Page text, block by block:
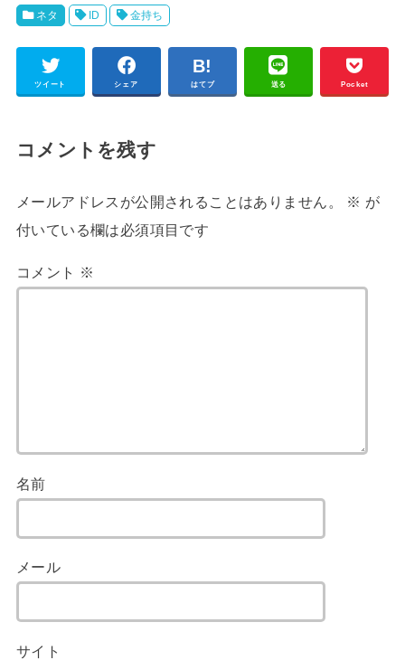
ネタ ID 金持ち
ツイート シェア はてブ 送る Pocket
コメントを残す
メールアドレスが公開されることはありません。 ※ が
付いている欄は必須項目です
コメント ※
名前
メール
サイト